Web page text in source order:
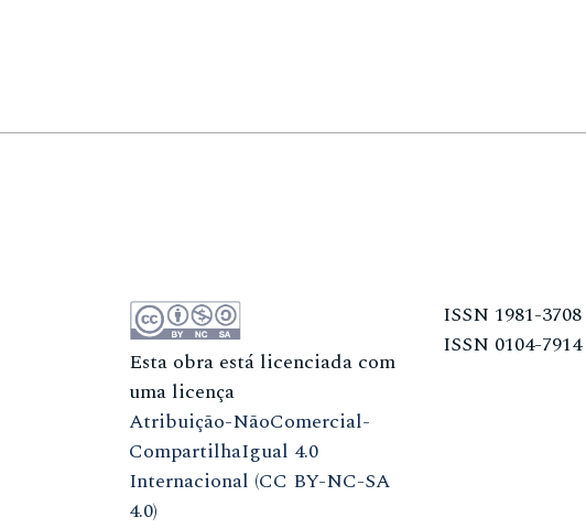
Esta obra está licenciada com
uma licença
Atribuição-NãoComercial-
CompartilhaIgual 4.0
Internacional (CC BY-NC-SA
4.0)
ISSN 1981-3708
ISSN 0104-7914